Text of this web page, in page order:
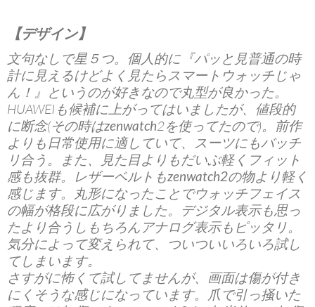
【デザイン】
文句なしで星５つ。個人的に『パッと見普通の時
計に見えるけどよく見たら スマートウォッチじゃ
ん！』というのが好きなので丸型が良かった。
HUAWEIも候補に上がってはいましたが、値段的
に断念(その時はzenwatch2を使ってたので)。前作
よりも日常使用に適していて、スーツにもバッチ
リ合う。また、見た目よりもだいぶ軽くフィット
感も抜群。レザーベルトもzenwatch2の物より軽く
感じます。丸形になったことでウォッチフェイス
の幅が格段に広がりました。デジタル表示も思っ
たより合うしもちろんアナログ表示もピッタリ。
気分によって変えられて、ついついいろいろ試し
てしまいます。
さすがに怖くて試してませんが、画面は傷が付き
にくそうな感じになっています。爪で引っ掻いた